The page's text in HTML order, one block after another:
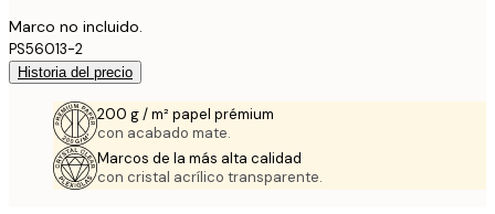
Marco no incluido.
PS56013-2
Historia del precio
200 g / m² papel prémium
con acabado mate.
Marcos de la más alta calidad
con cristal acrílico transparente.